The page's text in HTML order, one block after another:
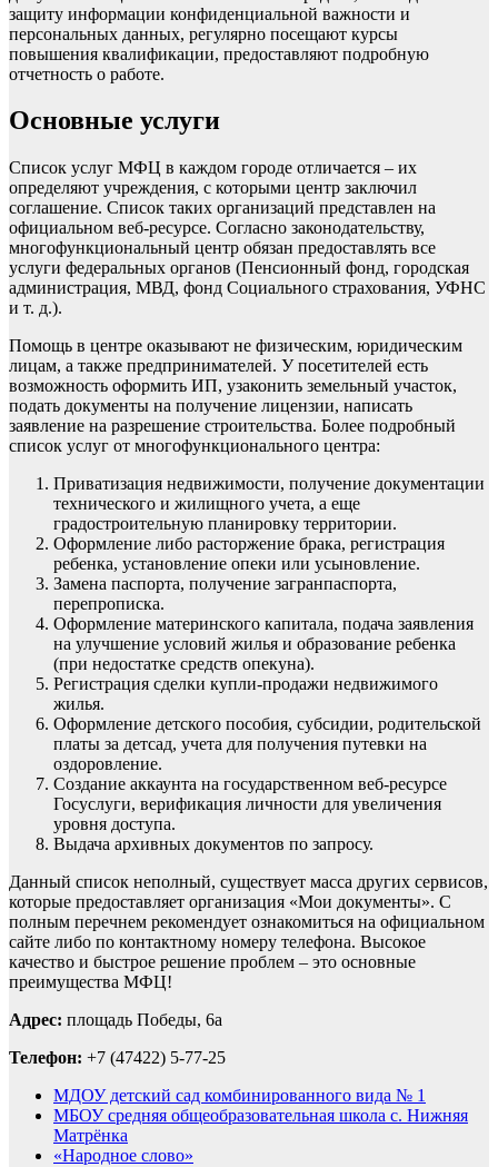
защиту информации конфиденциальной важности и
персональных данных, регулярно посещают курсы
повышения квалификации, предоставляют подробную
отчетность о работе.
Основные услуги
Список услуг МФЦ в каждом городе отличается – их
определяют учреждения, с которыми центр заключил
соглашение. Список таких организаций представлен на
официальном веб-ресурсе. Согласно законодательству,
многофункциональный центр обязан предоставлять все
услуги федеральных органов (Пенсионный фонд, городская
администрация, МВД, фонд Социального страхования, УФНС
и т. д.).
Помощь в центре оказывают не физическим, юридическим
лицам, а также предпринимателей. У посетителей есть
возможность оформить ИП, узаконить земельный участок,
подать документы на получение лицензии, написать
заявление на разрешение строительства. Более подробный
список услуг от многофункционального центра:
Приватизация недвижимости, получение документации
технического и жилищного учета, а еще
градостроительную планировку территории.
Оформление либо расторжение брака, регистрация
ребенка, установление опеки или усыновление.
Замена паспорта, получение загранпаспорта,
перепрописка.
Оформление материнского капитала, подача заявления
на улучшение условий жилья и образование ребенка
(при недостатке средств опекуна).
Регистрация сделки купли-продажи недвижимого
жилья.
Оформление детского пособия, субсидии, родительской
платы за детсад, учета для получения путевки на
оздоровление.
Создание аккаунта на государственном веб-ресурсе
Госуслуги, верификация личности для увеличения
уровня доступа.
Выдача архивных документов по запросу.
Данный список неполный, существует масса других сервисов,
которые предоставляет организация «Мои документы». С
полным перечнем рекомендует ознакомиться на официальном
сайте либо по контактному номеру телефона. Высокое
качество и быстрое решение проблем – это основные
преимущества МФЦ!
Адрес: площадь Победы, 6а
Телефон: +7 (47422) 5-77-25
МДОУ детский сад комбинированного вида № 1
МБОУ средняя общеобразовательная школа с. Нижняя
Матрёнка
«Народное слово»